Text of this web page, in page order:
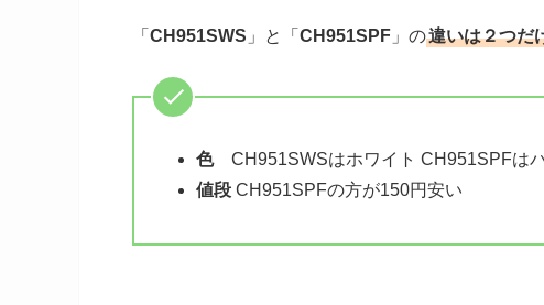
「 CH951SWS 」と「 CH951SPF 」の違いは２つだ
色CH951SWSはホワイト CH951SPFは
値段 CH951SPFの方が150円安い